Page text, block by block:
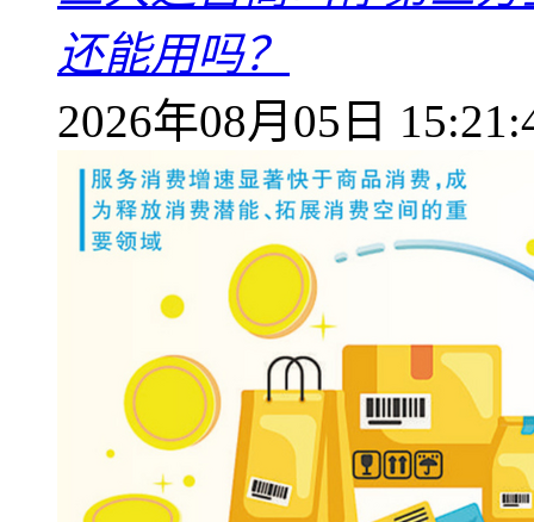
还能用吗？
2026年08月05日